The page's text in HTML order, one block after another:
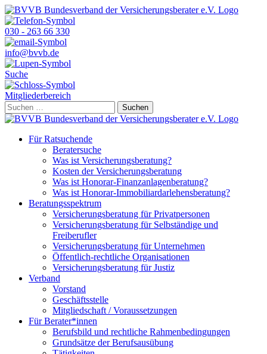
Skip
to
content
030 - 263 66 330
info@bvvb.de
Suche
Mitgliederbereich
Suchen
nach:
Für Ratsuchende
Beratersuche
Was ist Versicherungsberatung?
Kosten der Versicherungsberatung
Was ist Honorar-Finanzanlagenberatung?
Was ist Honorar-Immobiliardarlehensberatung?
Beratungsspektrum
Versicherungsberatung für Privatpersonen
Versicherungsberatung für Selbständige und
Freiberufler
Versicherungsberatung für Unternehmen
Öffentlich-rechtliche Organisationen
Versicherungsberatung für Justiz
Verband
Vorstand
Geschäftsstelle
Mitgliedschaft / Voraussetzungen
Für Berater*innen
Berufsbild und rechtliche Rahmenbedingungen
Grundsätze der Berufsausübung